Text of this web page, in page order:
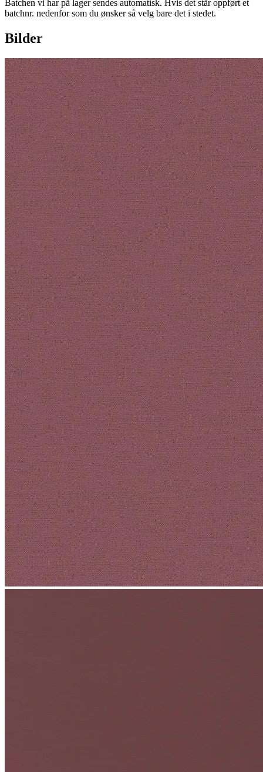
Batchen vi har på lager sendes automatisk. Hvis det står oppført et
batchnr. nedenfor som du ønsker så velg bare det i stedet.
Bilder